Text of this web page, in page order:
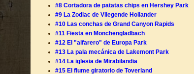
#8 Cortadora de patatas chips en Hershey Park
#9 La Zodiac de Vliegende Hollander
#10 Las conchas de Grand Canyon Rapids
#11 Fiesta en Monchengladbach
#12 El "alfarero" de Europa Park
#13 La pala mecánica de Lakemont Park
#14 La iglesia de Mirabilandia
#15 El flume giratorio de Toverland